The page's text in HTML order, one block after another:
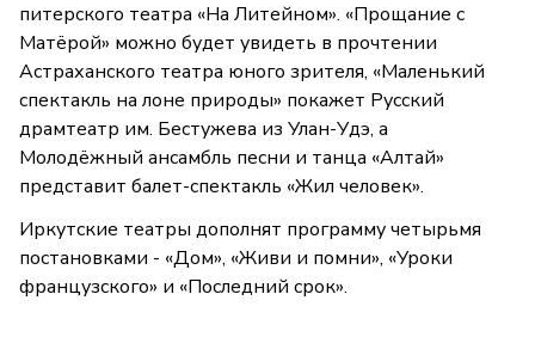
питерского театра «На Литейном». «Прощание с
Матёрой» можно будет увидеть в прочтении
Астраханского театра юного зрителя, «Маленький
спектакль на лоне природы» покажет Русский
драмтеатр им. Бестужева из Улан-Удэ, а
Молодёжный ансамбль песни и танца «Алтай»
представит балет-спектакль «Жил человек».
Иркутские театры дополнят программу четырьмя
постановками - «Дом», «Живи и помни», «Уроки
французского» и «Последний срок».